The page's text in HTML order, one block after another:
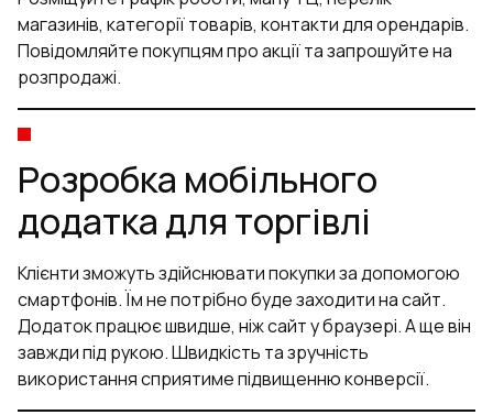
магазинів, категорії товарів, контакти для орендарів.
Повідомляйте покупцям про акції та запрошуйте на
розпродажі.
Розробка мобільного
додатка для торгівлі
Клієнти зможуть здійснювати покупки за допомогою
смартфонів. Їм не потрібно буде заходити на сайт.
Додаток працює швидше, ніж сайт у браузері. А ще він
завжди під рукою. Швидкість та зручність
використання сприятиме підвищенню конверсії.